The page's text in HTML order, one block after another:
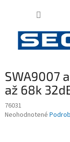
SWA9007
až 68k
76031
Priemerné
Neohodnotené